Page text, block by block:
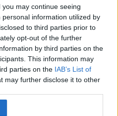
may continue seeing
information utilized by
to third parties prior to
opt-out of the further
by third parties on the
This information may
parties on the IAB’s List of
may further disclose it to other